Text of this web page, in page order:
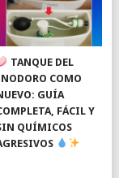
TANQUE DEL
COMO
GUÍA
FÁCIL Y
QUÍMICOS